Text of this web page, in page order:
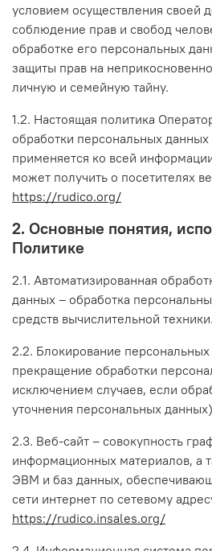
условием осуществления своей
соблюдение прав и свобод
обработке его персональных
защиты прав на
личную и семейную тайну.
1.2. Настоящая политика
обработки персональных
применяется ко всей
может получить о посетителях
https://rudico.org/
2. Основные понятия,
Политике
2.1. Автоматизированная
данных – обработка
средств вычислительной техники.
2.2. Блокирование
прекращение обработки
исключением случаев, если
уточнения персональных
2.3. Веб-сайт – совокупность
информационных материалов, а
ЭВМ и баз данных,
сети интернет по сетевому
https://rudico.insales.org/